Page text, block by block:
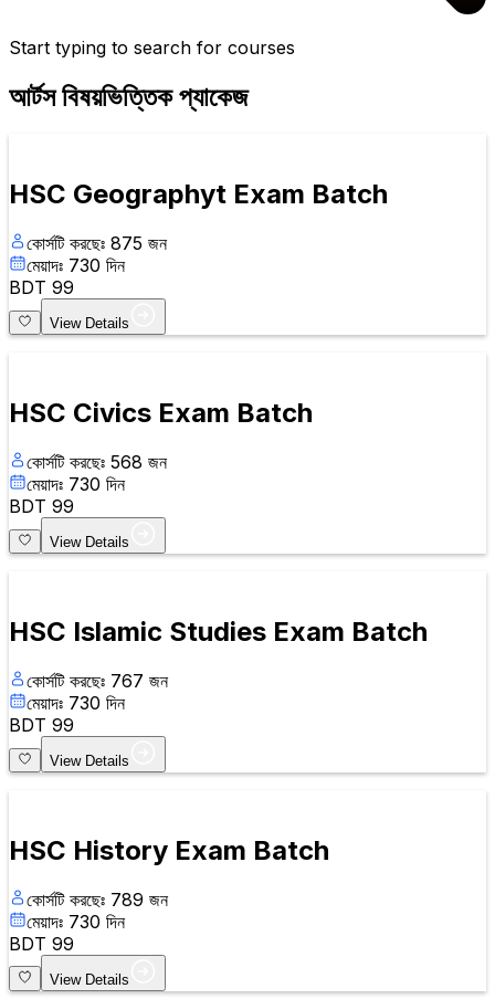
Start typing to search for courses
আর্টস বিষয়ভিত্তিক প্যাকেজ
HSC Geographyt Exam Batch
কোর্সটি করছেঃ 875 জন
মেয়াদঃ 730 দিন
BDT 99
View Details
HSC Civics Exam Batch
কোর্সটি করছেঃ 568 জন
মেয়াদঃ 730 দিন
BDT 99
View Details
HSC Islamic Studies Exam Batch
কোর্সটি করছেঃ 767 জন
মেয়াদঃ 730 দিন
BDT 99
View Details
HSC History Exam Batch
কোর্সটি করছেঃ 789 জন
মেয়াদঃ 730 দিন
BDT 99
View Details